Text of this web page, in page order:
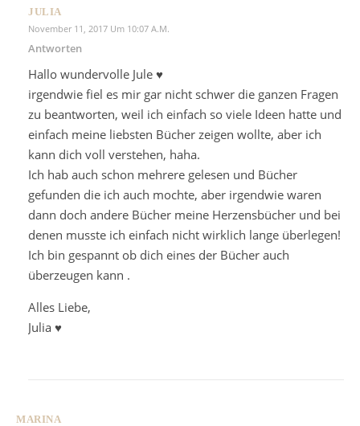
JULIA
November 11, 2017 Um 10:07 A.m.
Antworten
Hallo wundervolle Jule ♥
irgendwie fiel es mir gar nicht schwer die ganzen Fragen
zu beantworten, weil ich einfach so viele Ideen hatte und
einfach meine liebsten Bücher zeigen wollte, aber ich
kann dich voll verstehen, haha.
Ich hab auch schon mehrere gelesen und Bücher
gefunden die ich auch mochte, aber irgendwie waren
dann doch andere Bücher meine Herzensbücher und bei
denen musste ich einfach nicht wirklich lange überlegen!
Ich bin gespannt ob dich eines der Bücher auch
überzeugen kann .
Alles Liebe,
Julia ♥
MARINA